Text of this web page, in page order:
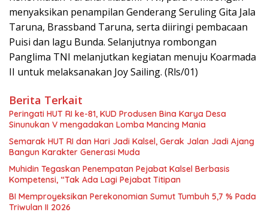
menyaksikan penampilan Genderang Seruling Gita Jala
Taruna, Brassband Taruna, serta diiringi pembacaan
Puisi dan lagu Bunda. Selanjutnya rombongan
Panglima TNI melanjutkan kegiatan menuju Koarmada
II untuk melaksanakan Joy Sailing. (Rls/01)
Berita Terkait
Peringati HUT RI ke-81, KUD Produsen Bina Karya Desa
Sinunukan V mengadakan Lomba Mancing Mania
Semarak HUT RI dan Hari Jadi Kalsel, Gerak Jalan Jadi Ajang
Bangun Karakter Generasi Muda
Muhidin Tegaskan Penempatan Pejabat Kalsel Berbasis
Kompetensi, “Tak Ada Lagi Pejabat Titipan
BI Memproyeksikan Perekonomian Sumut Tumbuh 5,7 % Pada
Triwulan II 2026